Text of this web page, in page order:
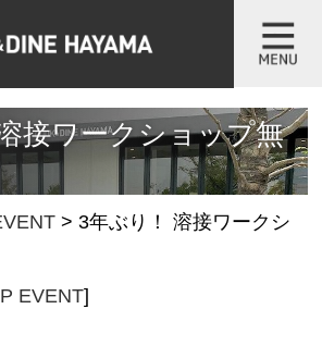
接ワークショップ無
>3年ぶり！ 溶接ワークシ
EVENT]